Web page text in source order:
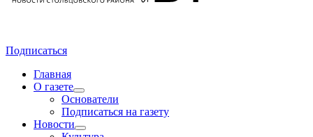
Подписаться
Главная
О газете
Основатели
Подписаться на газету
Новости